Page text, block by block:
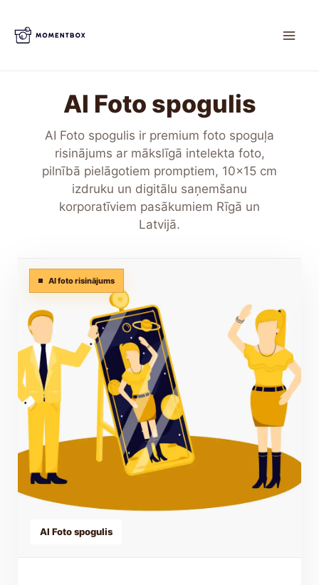
AI Foto spogulis
AI Foto spogulis ir premium foto spoguļa
risinājums ar mākslīgā intelekta foto,
pilnībā pielāgotiem promptiem, 10x15 cm
izdruku un digitālu saņemšanu
korporatīviem pasākumiem Rīgā un
Latvijā.
AI foto risinājums
AI Foto spogulis